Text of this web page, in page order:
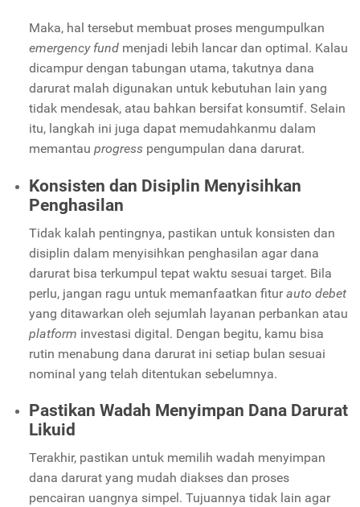
Maka, hal tersebut membuat proses mengumpulkan
emergency fund menjadi lebih lancar dan optimal. Kalau
dicampur dengan tabungan utama, takutnya dana
darurat malah digunakan untuk kebutuhan lain yang
tidak mendesak, atau bahkan bersifat konsumtif. Selain
itu, langkah ini juga dapat memudahkanmu dalam
memantau progress pengumpulan dana darurat.
Konsisten dan Disiplin Menyisihkan
Penghasilan
Tidak kalah pentingnya, pastikan untuk konsisten dan
disiplin dalam menyisihkan penghasilan agar dana
darurat bisa terkumpul tepat waktu sesuai target. Bila
perlu, jangan ragu untuk memanfaatkan fiturauto debet
yang ditawarkan oleh sejumlah layanan perbankan atau
platform investasi digital. Dengan begitu, kamu bisa
rutin menabung dana darurat ini setiap bulan sesuai
nominal yang telah ditentukan sebelumnya.
Pastikan Wadah Menyimpan Dana Darurat
Likuid
Terakhir, pastikan untuk memilih wadah menyimpan
dana darurat yang mudah diakses dan proses
pencairan uangnya simpel. Tujuannya tidak lain agar